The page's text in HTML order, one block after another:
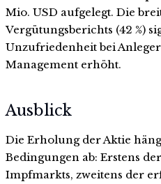
Mio. USD aufgelegt. Die
Vergütungsberichts (42 %)
Unzufriedenheit bei
Management erhöht.
Ausblick
Die Erholung der Aktie
Bedingungen ab: Erstens
Impfmarkts, zweitens der